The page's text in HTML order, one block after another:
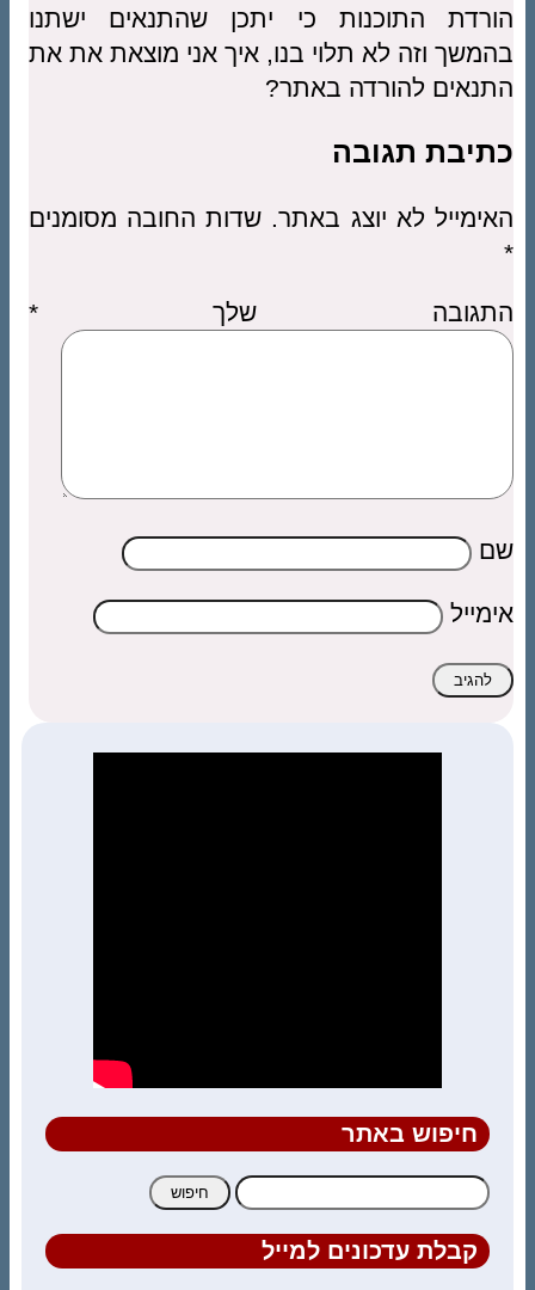
הורדת התוכנות כי יתכן שהתנאים ישתנו
בהמשך וזה לא תלוי בנו, איך אני מוצאת את את
התנאים להורדה באתר?
כתיבת תגובה
האימייל לא יוצג באתר.
שדות החובה מסומנים
*
התגובה שלך*
שם
אימייל
חיפוש באתר
חיפוש:
קבלת עדכונים למייל